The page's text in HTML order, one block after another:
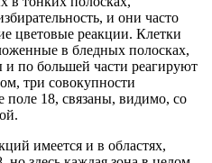
и они часто
цветовые реакции. Клетки
в бледных полосках,
по большей части реагируют
три совокупности
поле 18, связаны, видимо, со
имеется и в областях,